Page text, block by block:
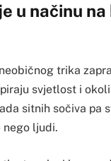
u načinu na
trika
svjetlost i
sitnih sočiva pa
nego ljudi.